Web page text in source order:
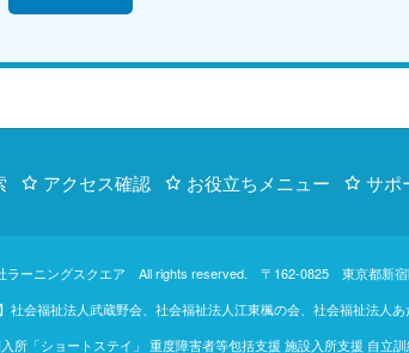
アクセス確認 お役立ちメニュー サポ
ラーニングスクエア All rights reserved. 〒162-0825 東京都新
福祉法人武蔵野会、社会福祉法人江東楓の会、社会福祉法人
「ショートステイ」 重度障害者等包括支援 施設入所支援 自立